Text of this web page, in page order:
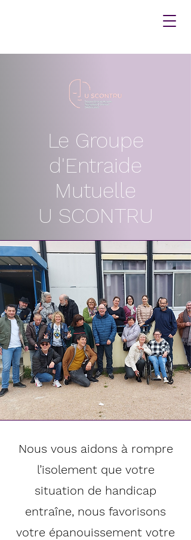
Le Groupe
d'Entraide
Mutuelle
U SCONTRU
Nous vous aidons à rompre
l’isolement que votre
situation de handicap
entraîne, nous favorisons
votre épanouissement votre